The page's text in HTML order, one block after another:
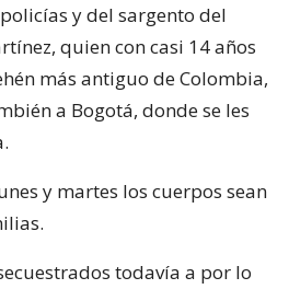
y del sargento del
quien con casi 14 años
más antiguo de Colombia,
a Bogotá, donde se les
y martes los cuerpos sean
todavía a por lo